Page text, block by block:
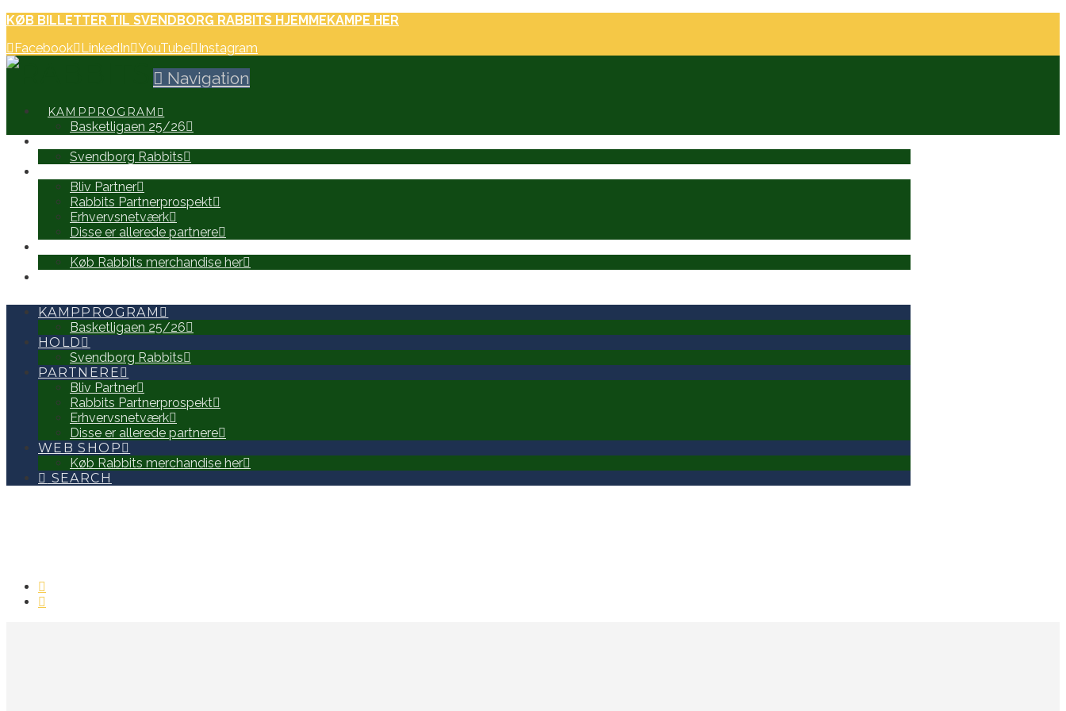
KØB BILLETTER TIL SVENDBORG RABBITS HJEMMEKAMPE HER
Facebook LinkedIn YouTube Instagram
Navigation
KAMPPROGRAM
Basketligaen 25/26
Svendborg Rabbits
Bliv Partner
Rabbits Partnerprospekt
Erhvervsnetværk
Disse er allerede partnere
Køb Rabbits merchandise her
KAMPPROGRAM
Basketligaen 25/26
HOLD
Svendborg Rabbits
PARTNERE
Bliv Partner
Rabbits Partnerprospekt
Erhvervsnetværk
Disse er allerede partnere
WEB SHOP
Køb Rabbits merchandise her
SEARCH